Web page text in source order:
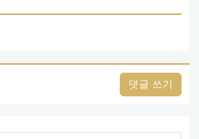
댓글 쓰기